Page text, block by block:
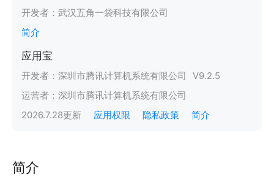
开发者： 武汉五角一袋科技有限公司
简介
应用宝
开发者： 深圳市腾讯计算机系统有限公司 V9.2.5
运营者： 深圳市腾讯计算机系统有限公司
2026.7.28更新 应用权限 隐私政策 简介
简介